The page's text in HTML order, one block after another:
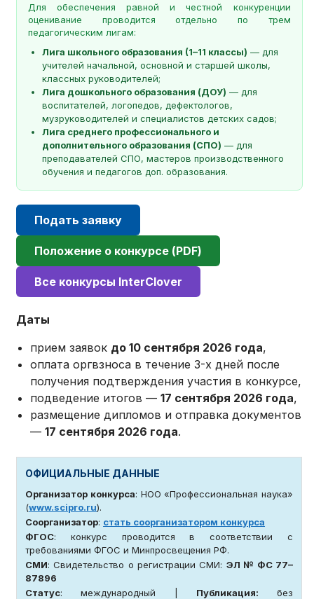
Для обеспечения равной и честной конкуренции
оценивание проводится отдельно по трем
педагогическим лигам:
Лига школьного образования (1–11 классы) — для
учителей начальной, основной и старшей школы,
классных руководителей;
Лига дошкольного образования (ДОУ) — для
воспитателей, логопедов, дефектологов,
музруководителей и специалистов детских садов;
Лига среднего профессионального и
дополнительного образования (СПО) — для
преподавателей СПО, мастеров производственного
обучения и педагогов доп. образования.
Подать заявку
Положение о конкурсе (PDF)
Все конкурсы InterClover
Даты
прием заявок до 10 сентября 2026 года,
оплата оргвзноса в течение 3-х дней после
получения подтверждения участия в конкурсе,
подведение итогов —17 сентября 2026 года,
размещение дипломов и отправка документов
—17 сентября 2026 года.
ОФИЦИАЛЬНЫЕ ДАННЫЕ
Организатор конкурса: НОО «Профессиональная наука»
(www.scipro.ru).
Соорганизатор: стать соорганизатором конкурса
ФГОС: конкурс проводится в соответствии с
требованиями ФГОС и Минпросвещения РФ.
СМИ: Свидетельство о регистрации СМИ: ЭЛ № ФС 77–
87896
Статус: международный | Публикация: без